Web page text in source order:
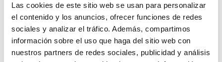
Las cookies de este sitio web se usan para personalizar
el contenido y los anuncios, ofrecer funciones de redes
sociales y analizar el tráfico. Además, compartimos
información sobre el uso que haga del sitio web con
nuestros partners de redes sociales, publicidad y análisis
RISPOSTA